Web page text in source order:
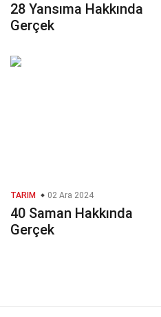
28 Yansıma Hakkında
Gerçek
TARIM 02 Ara 2024
40 Saman Hakkında
Gerçek